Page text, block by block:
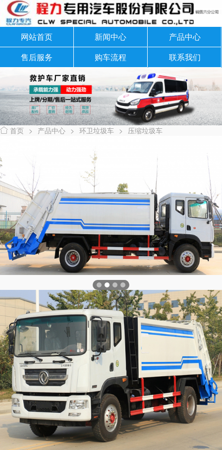
网站首页 新闻中心
产品中心
售后服务
购车流程 联系我们
 首页 > 产品中心 > 环卫垃圾车 > 压缩垃圾车